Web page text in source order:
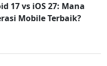
17 vs iOS 27: Mana
Mobile Terbaik?